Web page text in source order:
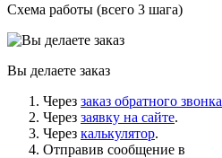
Схема работы (всего 3 шага)
Вы делаете заказ
Через заказ обратного звонка
Через заявку на сайте.
Через калькулятор.
Отправив сообщение в